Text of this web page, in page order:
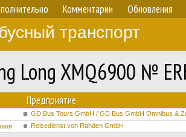
Комментарии Обновления
транспорт
Long XMQ6900 №
Предприятие
GD Bus Tours GmbH / GD Bus GmbH Omnibus &
Reisedienst von Rahden GmbH